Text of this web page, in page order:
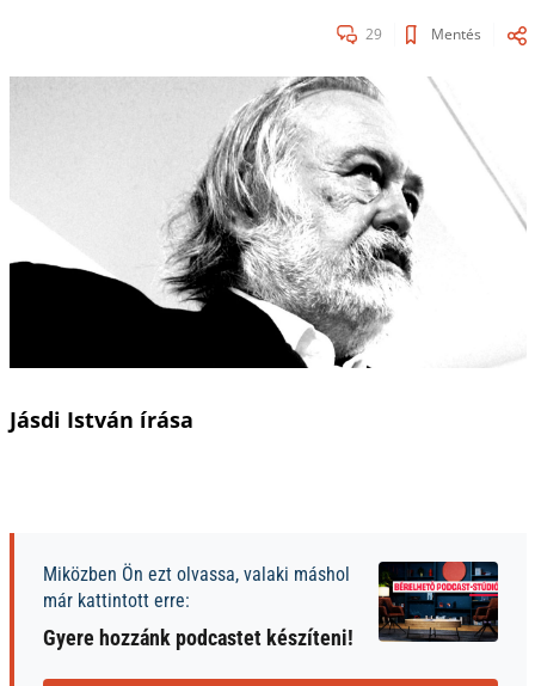
29 Mentés
Jásdi István írása
Miközben Ön ezt olvassa, valaki máshol
már kattintott erre:
Gyere hozzánk podcastet készíteni!